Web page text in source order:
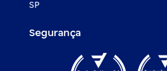
SP
Segurança